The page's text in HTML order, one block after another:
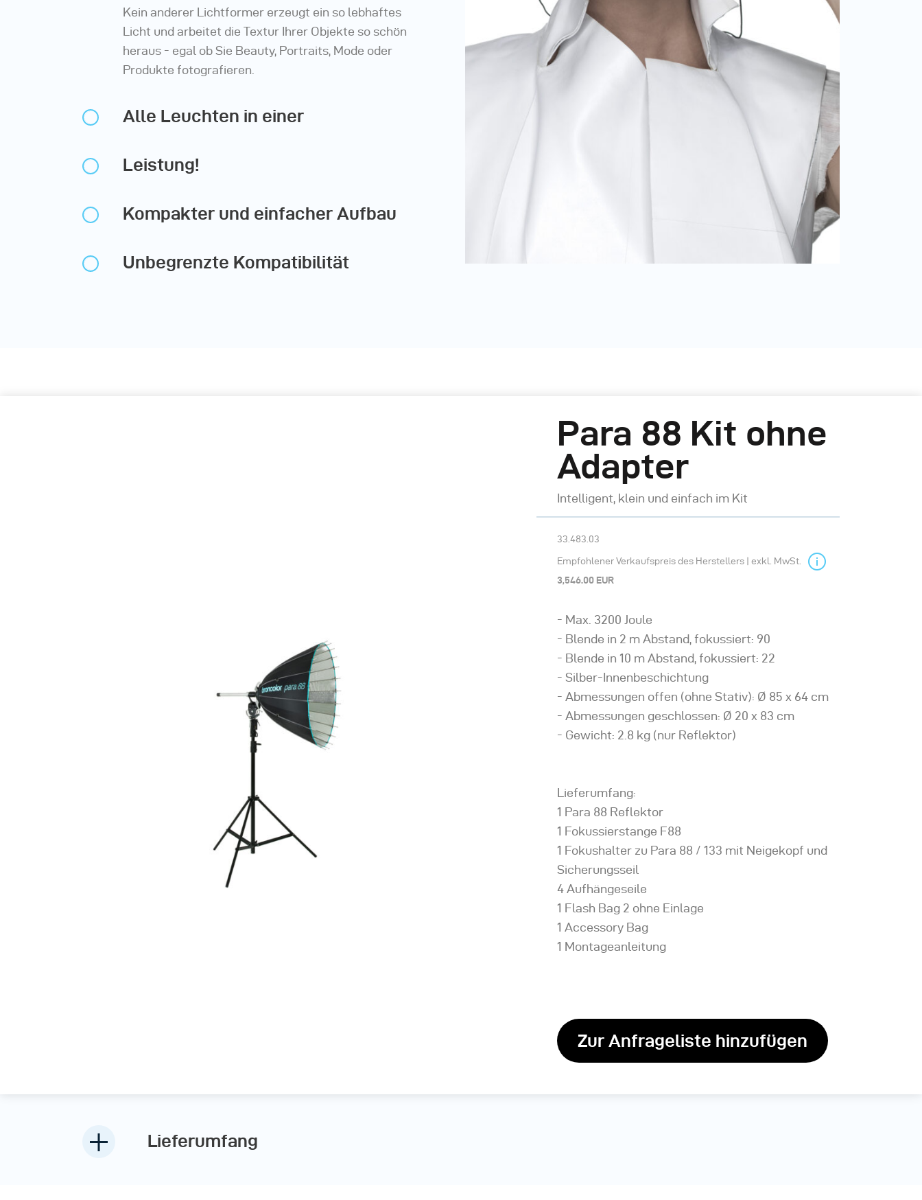
Kein anderer Lichtformer erzeugt ein so lebhaftes
Licht und arbeitet die Textur Ihrer Objekte so schön
heraus - egal ob Sie Beauty, Portraits, Mode oder
Produkte fotografieren.
Alle Leuchten in einer
Leistung!
Kompakter und einfacher Aufbau
Unbegrenzte Kompatibilität
Para 88 Kit ohne
Adapter
Intelligent, klein und einfach im Kit
33.483.03
Empfohlener Verkaufspreis des Herstellers | exkl. MwSt.
3,546.00 EUR
- Max. 3200 Joule
- Blende in 2 m Abstand, fokussiert: 90
- Blende in 10 m Abstand, fokussiert: 22
- Silber-Innenbeschichtung
- Abmessungen offen (ohne Stativ): Ø 85 x 64 cm
- Abmessungen geschlossen: Ø 20 x 83 cm
- Gewicht: 2.8 kg (nur Reflektor)
Lieferumfang:
1 Para 88 Reflektor
1 Fokussierstange F88
1 Fokushalter zu Para 88 / 133 mit Neigekopf und
Sicherungsseil
4 Aufhängeseile
1 Flash Bag 2 ohne Einlage
1 Accessory Bag
1 Montageanleitung
Zur Anfrageliste hinzufügen
Lieferumfang